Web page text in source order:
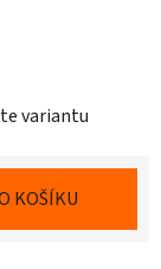
variantu
KOŠÍKU